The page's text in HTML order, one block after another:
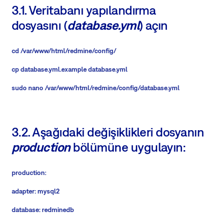
3.1. Veritabanı yapılandırma
dosyasını (database.yml) açın
cd /var/www/html/redmine/config/
cp database.yml.example database.yml
sudo nano /var/www/html/redmine/config/database.yml
3.2. Aşağıdaki değişiklikleri dosyanın
productionbölümüne uygulayın:
production:
adapter: mysql2
database:redminedb